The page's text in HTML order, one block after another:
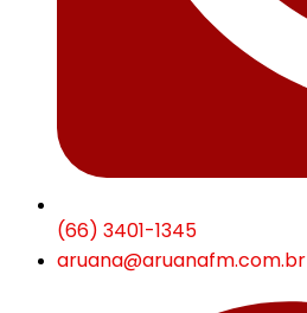
(66) 3401-1345
aruana@aruanafm.com.br